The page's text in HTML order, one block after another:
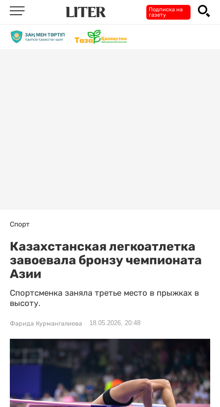
Подписка на
газету
Спорт
Казахстанская легкоатлетка
завоевала бронзу чемпионата
Азии
Спортсменка заняла третье место в прыжках в
высоту.
Фарида Курмангалиева 18.05.2026, 20:48